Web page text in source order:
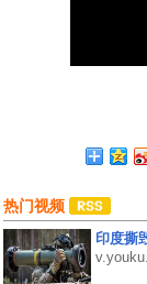
热门视频
印度撕